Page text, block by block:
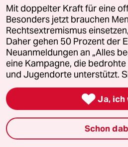
panterpreis 2026
Podcast
bundestalk
fernverbindung
klima update°
Mit doppelter Kraft für eine
Besonders jetzt brauchen
Rechtsextremismus
Daher gehen 50 Prozent der
Neuanmeldungen an „Alles
eine Kampagne, die
und Jugendorte unterstützt.
 Ja, ich
Schon